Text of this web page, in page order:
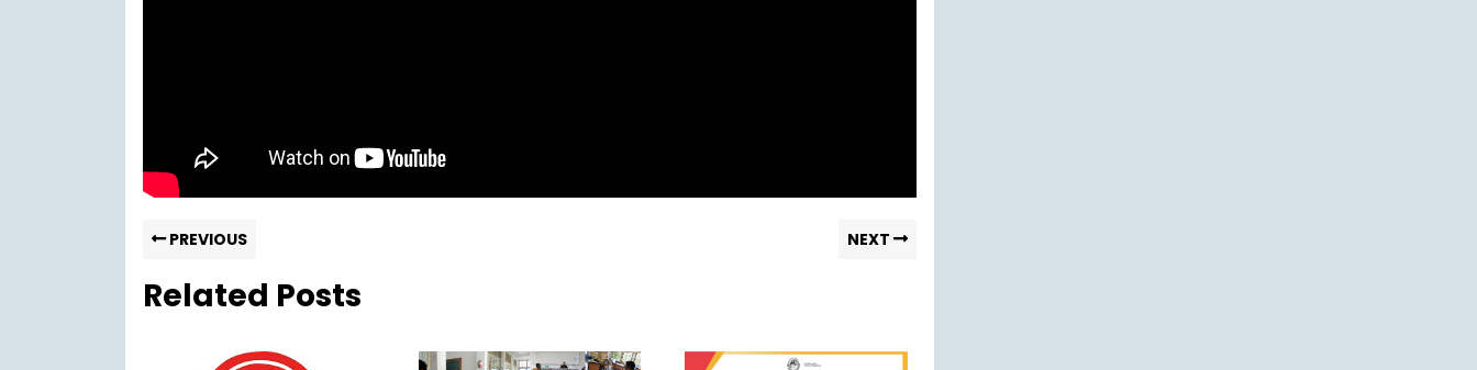
PREVIOUS NEXT
Related Posts